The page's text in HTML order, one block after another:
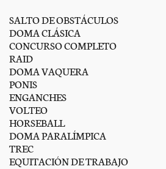
SALTO DE OBSTÁCULOS
DOMA CLÁSICA
CONCURSO COMPLETO
RAID
DOMA VAQUERA
PONIS
ENGANCHES
VOLTEO
HORSEBALL
DOMA PARALÍMPICA
TREC
EQUITACIÓN DE TRABAJO